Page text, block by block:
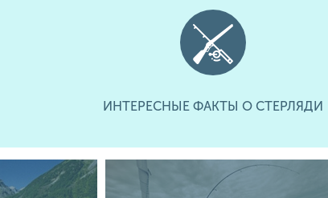
ИНТЕРЕСНЫЕ ФАКТЫ О СТЕРЛЯДИ